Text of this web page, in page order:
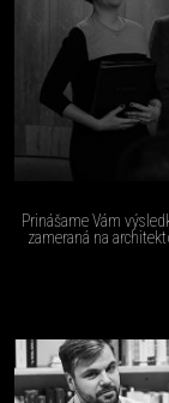
Prinášame Vám
zameraná na